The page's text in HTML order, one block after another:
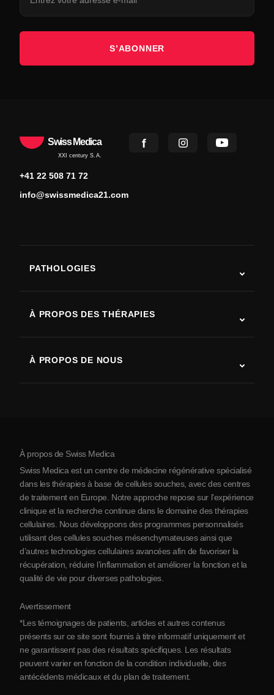
S’ABONNER
Swiss Medica
XXI century S.A.
+41 22 508 71 72
info@swissmedica21.com
PATHOLOGIES
Maladie de Parkinson
Arthrite
À PROPOS DES THÉRAPIES
À PROPOS DE NOUS
À propos de la Serbie
Partenariats
Contact
À propos de Swiss Medica
Swiss Medica est un centre de médecine régénérative spécialisé
dans les thérapies à base de cellules souches, avec des centres
de traitement en Europe. Notre approche repose sur l’expérience
clinique et la recherche continue dans le domaine des thérapies
cellulaires. Nous développons des programmes personnalisés
utilisant des cellules souches mésenchymateuses ainsi que
d’autres technologies cellulaires avancées afin de favoriser la
récupération, réduire l’inflammation et améliorer la fonction et la
qualité de vie pour diverses pathologies.
Avertissement
*Les témoignages de patients, articles et autres contenus
présents sur ce site sont fournis à titre informatif uniquement et
ne garantissent pas des résultats spécifiques. Les résultats
peuvent varier en fonction de la condition individuelle, des
antécédents médicaux et du plan de traitement.